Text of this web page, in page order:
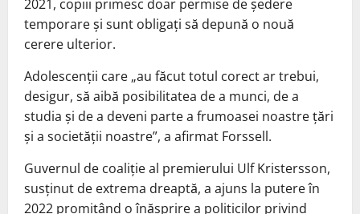
2021, copiii primesc doar permise de ședere
temporare și sunt obligați să depună o nouă
cerere ulterior.
Adolescenții care „au făcut totul corect ar trebui,
desigur, să aibă posibilitatea de a munci, de a
studia și de a deveni parte a frumoasei noastre țări
și a societății noastre”, a afirmat Forssell.
Guvernul de coaliție al premierului Ulf Kristersson,
susținut de extrema dreaptă, a ajuns la putere în
2022 promițând o înăsprire a politicilor privind